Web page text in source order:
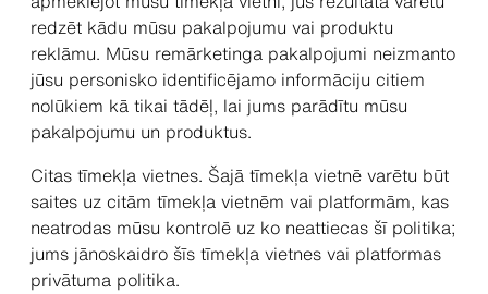
redzēt kādu mūsu pakalpojumu vai produktu
reklāmu. Mūsu remārketinga pakalpojumi neizmanto
jūsu personisko identificējamo informāciju citiem
nolūkiem kā tikai tādēļ, lai jums parādītu mūsu
pakalpojumu un produktus.
Citas tīmekļa vietnes. Šajā tīmekļa vietnē varētu būt
saites uz citām tīmekļa vietnēm vai platformām, kas
neatrodas mūsu kontrolē uz ko neattiecas šī politika;
jums jānoskaidro šīs tīmekļa vietnes vai platformas
privātuma politika.